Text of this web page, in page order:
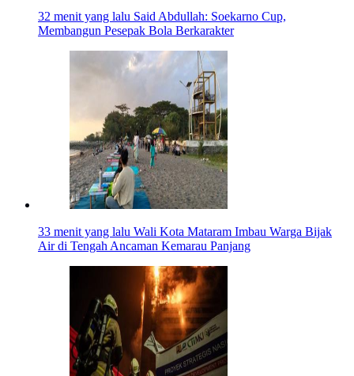
32 menit yang lalu Said Abdullah: Soekarno Cup,
Membangun Pesepak Bola Berkarakter
33 menit yang lalu Wali Kota Mataram Imbau Warga Bijak
Air di Tengah Ancaman Kemarau Panjang